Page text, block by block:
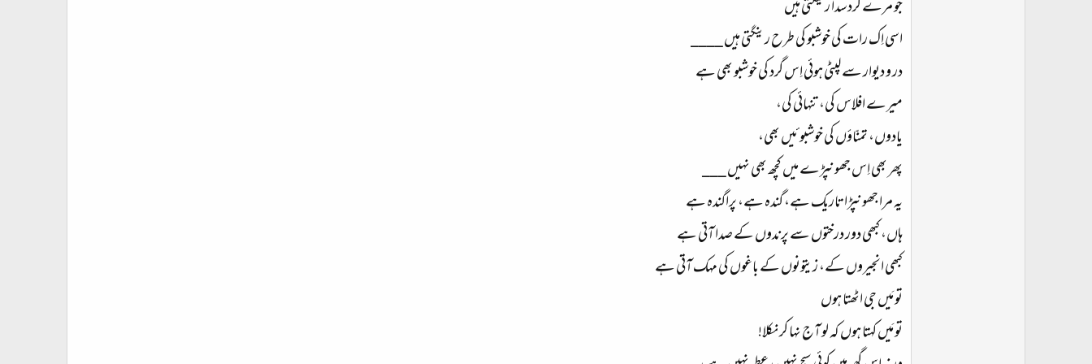
جو مرے گرد سدا رینگتی ہیں
اسی اِک رات کی خوشبو کی طرح رینگتی ہیں ____
در و دیوار سے لپٹی ہوئی اِس گرد کی خوشبو بھی ہے
میرے افلاس کی، تنہائی کی،
یادوں، تمنّاؤں کی خوشبو ئیں بھی،
پھر بھی اِس جھونپڑے میں کچھ بھی نہیں ___
یہ مرا جھونپڑا تاریک ہے، گندہ ہے، پراگندہ ہے
ہاں، کبھی دور درختوں سے پرندوں کے صدا آتی ہے
کبھی انجیروں کے، زیتونوں کے باغوں کی مہک آتی ہے
تو مَیں جی اٹھتا ہوں
تو مَیں کہتا ہوں کہ لو آج نہا کر نکلا!